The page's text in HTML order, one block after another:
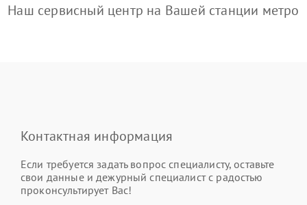
Наш сервисный центр на Вашей станции метро
Контактная информация
Если требуется задать вопрос специалисту, оставьте
свои данные и дежурный специалист с радостью
проконсультирует Вас!